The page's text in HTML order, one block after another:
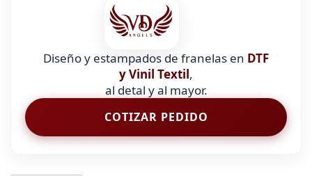
Diseño y estampados de franelas en DTF
y Vinil Textil,
al detal y al mayor.
COTIZAR PEDIDO